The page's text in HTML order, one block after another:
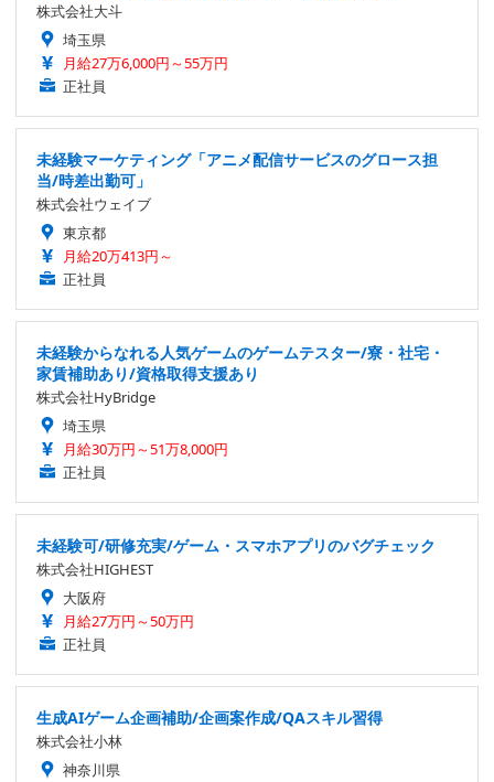
株式会社大斗
埼玉県
月給27万6,000円～55万円
正社員
未経験マーケティング「アニメ配信サービスのグロース担
当/時差出勤可」
株式会社ウェイブ
東京都
月給20万413円～
正社員
未経験からなれる人気ゲームのゲームテスター/寮・社宅・
家賃補助あり/資格取得支援あり
株式会社HyBridge
埼玉県
月給30万円～51万8,000円
正社員
未経験可/研修充実/ゲーム・スマホアプリのバグチェック
株式会社HIGHEST
大阪府
月給27万円～50万円
正社員
生成AIゲーム企画補助/企画案作成/QAスキル習得
株式会社小林
神奈川県